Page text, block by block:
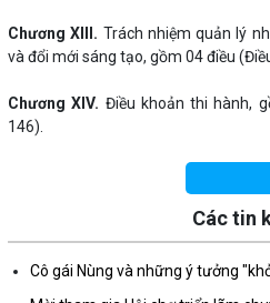
Chương XIII. Trách nhiệm quản lý
và đổi mới sáng tạo, gồm 04 điều
Chương XIV. Điều khoản thi hành,
146).
Các tin
Cô gái Nùng và những ý tưởng